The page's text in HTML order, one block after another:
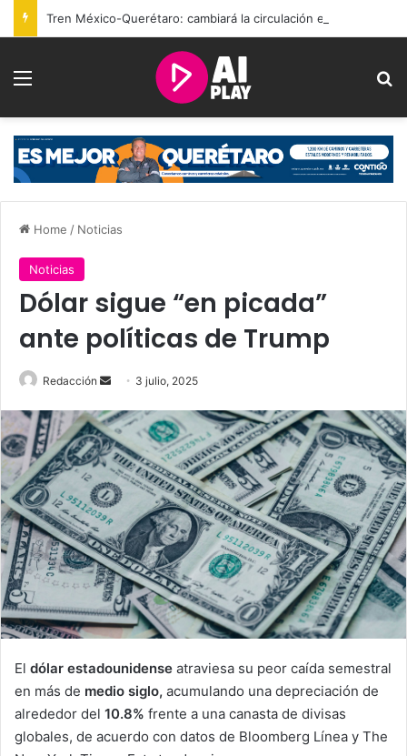
Menu
Home / Noticias
Noticias
Dólar sigue “en picada”
ante políticas de Trump
Redacción
Send
email
3 julio, 2025
El dólar estadounidense atraviesa su peor caída semestral
en más de medio siglo, acumulando una depreciación de
alrededor del 10.8% frente a una canasta de divisas
globales, de acuerdo con datos de Bloomberg Línea y The